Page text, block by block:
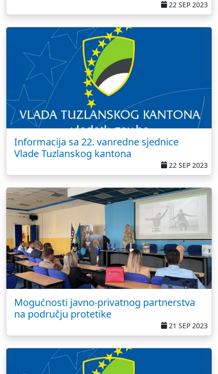
22 SEP 2023
Informacija sa 22. vanredne sjednice
Vlade Tuzlanskog kantona
22 SEP 2023
Mogućnosti javno-privatnog partnerstva
na području protetike
21 SEP 2023